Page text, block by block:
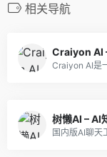
相关导航
Craiyon AI
Craiyon AI是
树懒AI – AI